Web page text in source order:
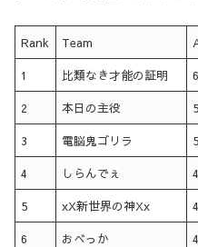
Rank Team
1 比類なき才能の証明
2 本日の主役
3 電脳鬼ゴリラ
4 しらんでぇ
5 xX新世界の神Xx
6 おべっか